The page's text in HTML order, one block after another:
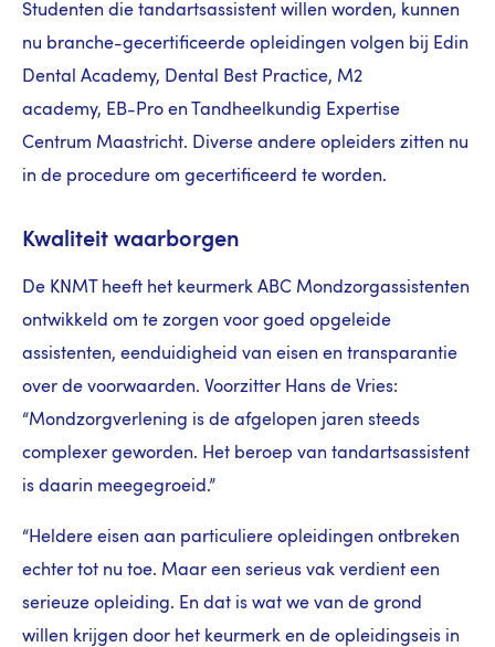
Studenten die tandartsassistent willen worden, kunnen
nu branche-gecertificeerde opleidingen volgen bij Edin
Dental Academy, Dental Best Practice, M2
academy, EB-Pro en Tandheelkundig Expertise
Centrum Maastricht. Diverse andere opleiders zitten nu
in de procedure om gecertificeerd te worden.
Kwaliteit waarborgen
De KNMT heeft het keurmerk ABC Mondzorgassistenten
ontwikkeld om te zorgen voor goed opgeleide
assistenten, eenduidigheid van eisen en transparantie
over de voorwaarden. Voorzitter Hans de Vries:
“Mondzorgverlening is de afgelopen jaren steeds
complexer geworden. Het beroep van tandartsassistent
is daarin meegegroeid.”
“Heldere eisen aan particuliere opleidingen ontbreken
echter tot nu toe. Maar een serieus vak verdient een
serieuze opleiding. En dat is wat we van de grond
willen krijgen door het keurmerk en de opleidingseis in